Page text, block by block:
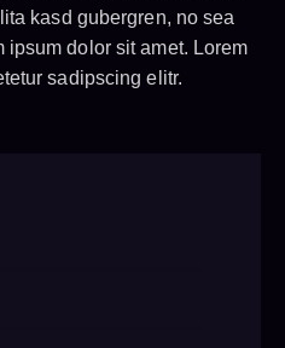
kasd gubergren, no sea
ipsum dolor sit amet. Lorem
sadipscing elitr.